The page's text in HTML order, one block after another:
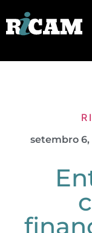
setembro 6,